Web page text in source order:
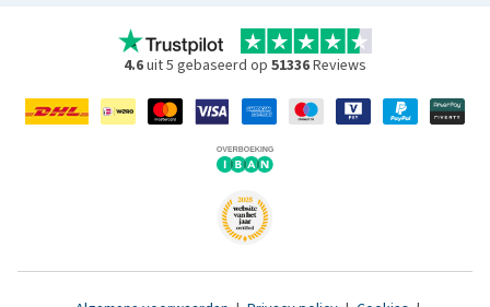
4.6uit 5 gebaseerd op 51336Reviews